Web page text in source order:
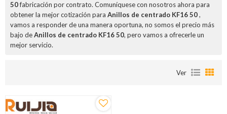
50fabricación por contrato. Comuníquese con nosotros ahora para
obtener la mejor cotización para Anillos de centrado KF16 50,
vamos a responder de una manera oportuna, no somos el precio más
bajo deAnillos de centrado KF16 50, pero vamos a ofrecerle un
mejor servicio.
Ver